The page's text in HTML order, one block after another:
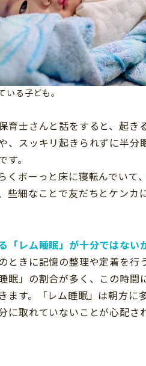
る子ども。
育士さんと話をすると、起き
、スッキリ起きられずに半
。
くボーっと床に寝転んでいて
些細なことで友だちとケンカ
「レム睡眠」が十分ではない
ときに記憶の整理や定着を行
眠」の割合が多く、この時
ます。「レム睡眠」は朝方
に取れていないことが心配さ